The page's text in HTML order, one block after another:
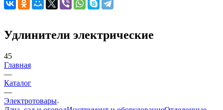
Удлинители электрические
45
Главная
—
Каталог
—
Электротовары